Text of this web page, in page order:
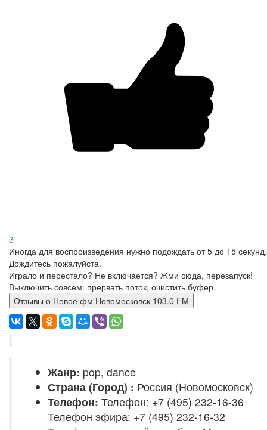
3
Иногда для воспроизведения нужно подождать от 5 до 15 секунд.
Дождитесь пожалуйста.
Играло и перестало? Не включается? Жми сюда, перезапуск!
Выключить совсем: прервать поток, очистить буфер.
Отзывы о Новое фм Новомосковск 103.0 FM
Жанр: pop, dance
Страна (Город) : Россия (Новомосковск)
Телефон: Телефон: +7 (495) 232-16-36
Телефон эфира: +7 (495) 232-16-32